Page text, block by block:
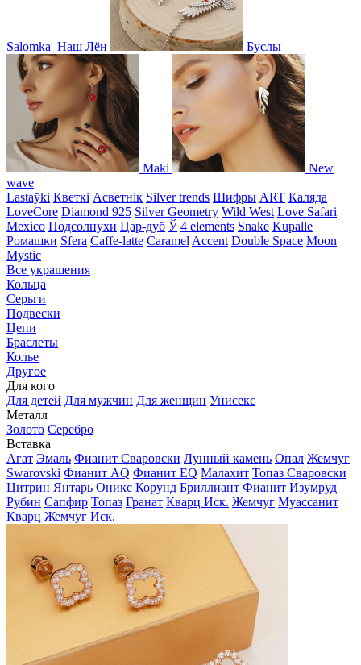
Salomka Наш Лён Буслы
Maki
New
wave
Lastaўki Кветкі Асветнiк Silver trends Шифры ART Каляда
LoveCore Diamond 925 Silver Geometry Wild West Love Safari
Mexico Подсолнухи Цар-дуб Ў 4 elements Snake Kupalle
Ромашки Sfera Caffe-latte Caramel Accent Double Space Moon
Mystic
Все украшения
Кольца
Серьги
Подвески
Цепи
Браслеты
Колье
Другое
Для кого
Для детей Для мужчин Для женщин Унисекс
Металл
Золото Серебро
Вставка
Агат Эмаль Фианит Сваровски Лунный камень Опал Жемчуг
Swarovski Фианит AQ Фианит EQ Малахит Топаз Сваровски
Цитрин Янтарь Оникс Корунд Бриллиант Фианит Изумруд
Рубин Сапфир Топаз Гранат Кварц Иск. Жемчуг Муассанит
Кварц Жемчуг Иск.